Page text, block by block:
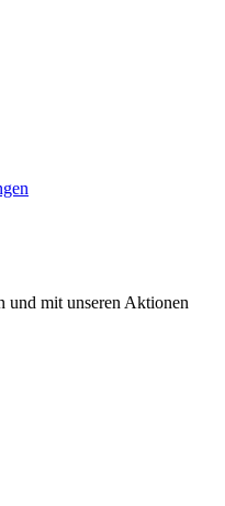
und mit unseren Aktionen